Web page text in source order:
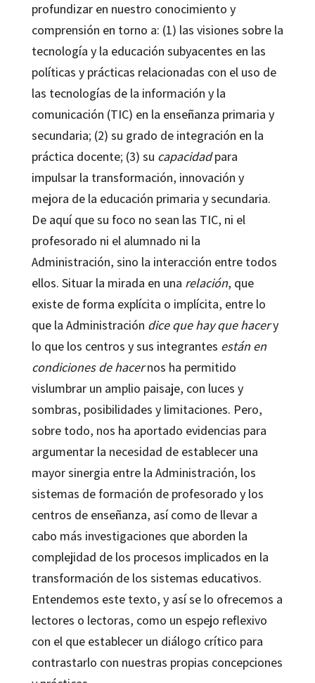
profundizar en nuestro conocimiento y
comprensión en torno a: (1) las visiones sobre la
tecnología y la educación subyacentes en las
políticas y prácticas relacionadas con el uso de
las tecnologías de la información y la
comunicación (TIC) en la enseñanza primaria y
secundaria; (2) su grado de integración en la
práctica docente; (3) su capacidadpara
impulsar la transformación, innovación y
mejora de la educación primaria y secundaria.
De aquí que su foco no sean las TIC, ni el
profesorado ni el alumnado ni la
Administración, sino la interacción entre todos
ellos. Situar la mirada en una relación, que
existe de forma explícita o implícita, entre lo
que la Administración dice que hay que hacery
lo que los centros y sus integrantes están en
condiciones de hacernos ha permitido
vislumbrar un amplio paisaje, con luces y
sombras, posibilidades y limitaciones. Pero,
sobre todo, nos ha aportado evidencias para
argumentar la necesidad de establecer una
mayor sinergia entre la Administración, los
sistemas de formación de profesorado y los
centros de enseñanza, así como de llevar a
cabo más investigaciones que aborden la
complejidad de los procesos implicados en la
transformación de los sistemas educativos.
Entendemos este texto, y así se lo ofrecemos a
lectores o lectoras, como un espejo reflexivo
con el que establecer un diálogo crítico para
contrastarlo con nuestras propias concepciones